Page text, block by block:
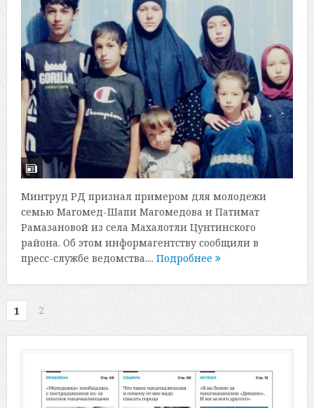
Минтруд РД признал примером для молодежи
семью Магомед-Шапи Магомедова и Патимат
Рамазановой из села Махалотли Цунтинского
района. Об этом информагентству сообщили в
пресс-службе ведомства.... Подробнее
1 2